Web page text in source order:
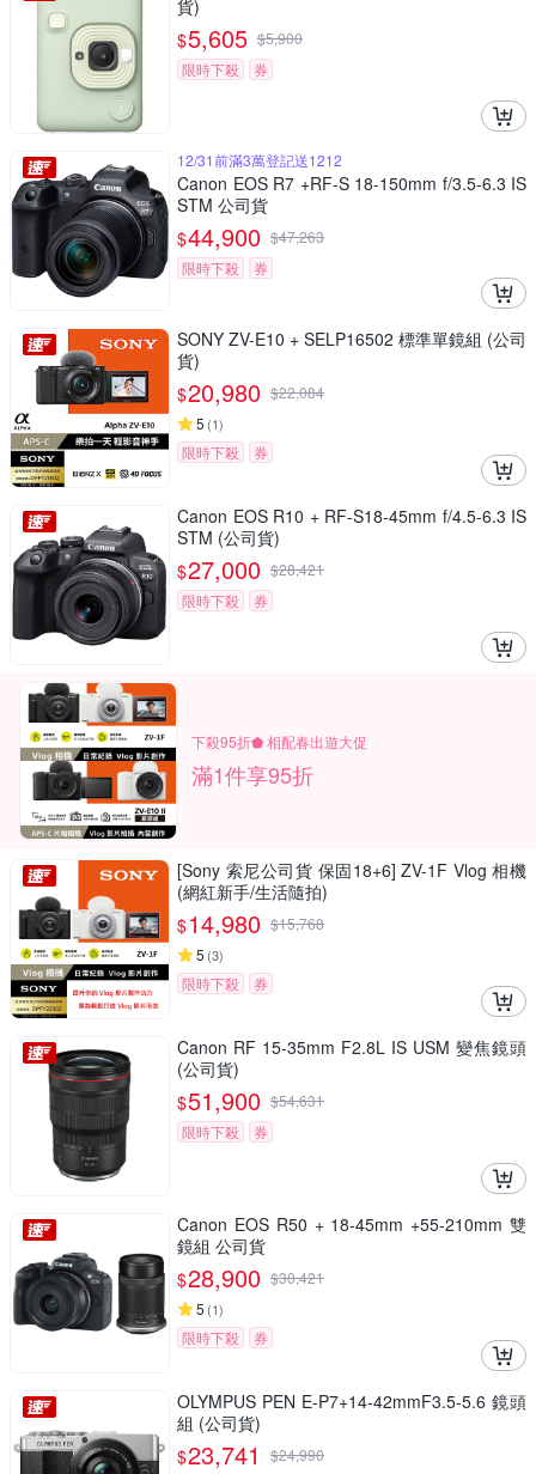
貨)
$5,605 $5,900
限時下殺
券
12/31前滿3萬登記送1212
Canon EOS R7 +RF-S 18-150mm f/3.5-6.3 IS
STM 公司貨
$44,900 $47,263
限時下殺
券
SONY ZV-E10 + SELP16502 標準單鏡組 (公司
貨)
$20,980 $22,084
5 (1)
限時下殺 券
Canon EOS R10 + RF-S18-45mm f/4.5-6.3 IS
STM (公司貨)
$27,000 $28,421
限時下殺
券
下殺95折⬟ 相配春出遊大促
滿1件享95折
[Sony 索尼公司貨 保固18+6] ZV-1F Vlog 相機
(網紅新手/生活隨拍)
$14,980 $15,768
5 (3)
限時下殺 券
Canon RF 15-35mm F2.8L IS USM 變焦鏡頭
(公司貨)
$51,900 $54,631
限時下殺
券
Canon EOS R50 + 18-45mm +55-210mm 雙
鏡組 公司貨
$28,900 $30,421
5 (1)
限時下殺 券
OLYMPUS PEN E-P7+14-42mmF3.5-5.6 鏡頭
組 (公司貨)
$23,741 $24,990